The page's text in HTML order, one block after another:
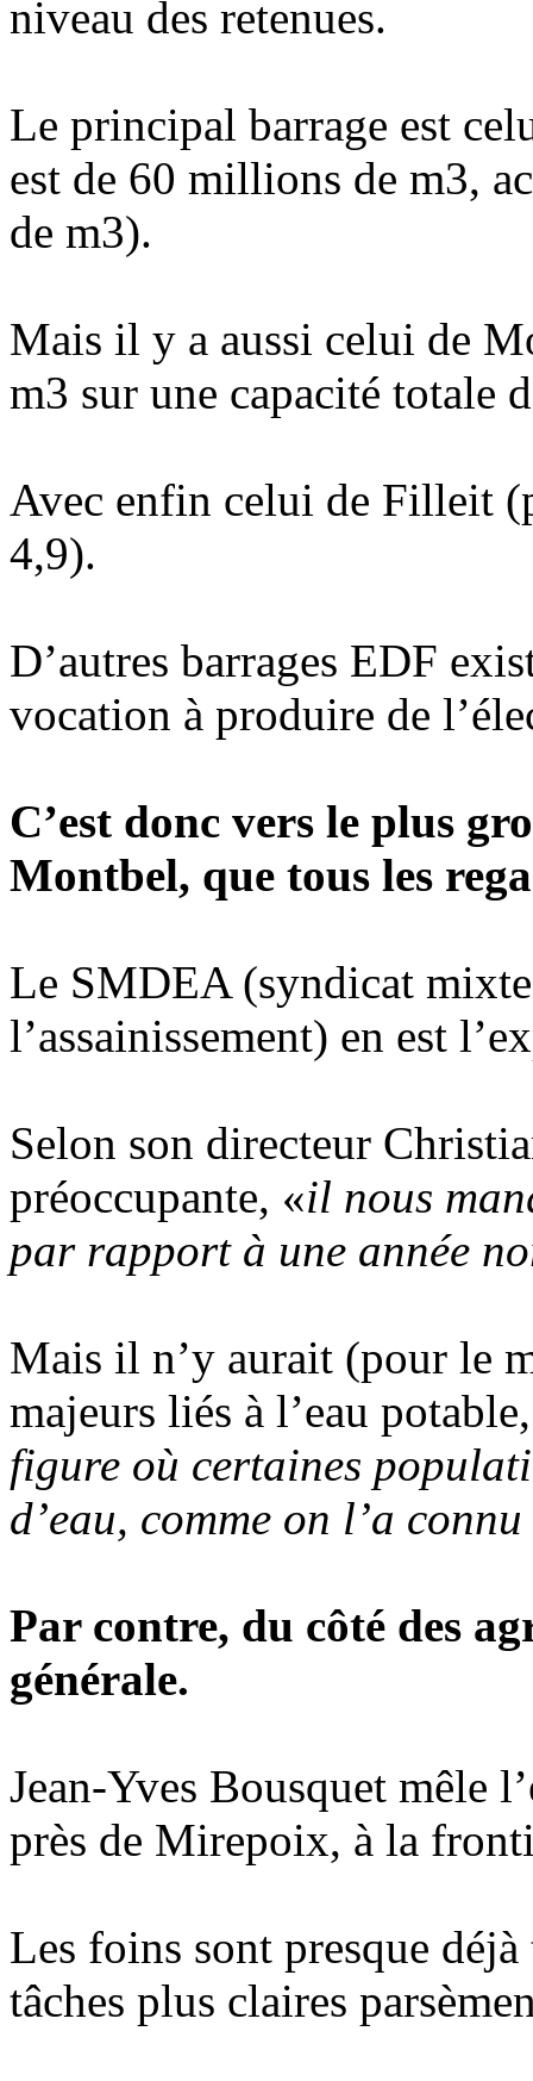
niveau des retenues.
Le principal barrage est
est de 60 millions de m3,
de m3).
Mais il y a aussi celui de
m3 sur une capacité totale
Avec enfin celui de Filleit
4,9).
D’autres barrages EDF
vocation à produire de
C’est donc vers le plus
Montbel, que tous les
Le SMDEA (syndicat mixte
l’assainissement) en est
Selon son directeur
préoccupante, «il nous
par rapport à une année
Mais il n’y aurait (pour le
majeurs liés à l’eau
figure où certaines
d’eau, comme on l’a
Par contre, du côté des
générale.
Jean-Yves Bousquet mêle
près de Mirepoix, à la
Les foins sont presque
tâches plus claires